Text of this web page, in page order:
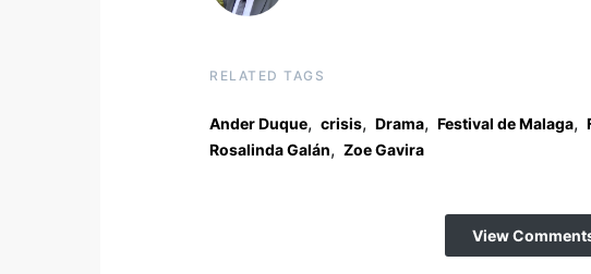
RELATED TAGS
Ander Duque, crisis, Drama, Festival de Malaga,
Rosalinda Galán, Zoe Gavira
View